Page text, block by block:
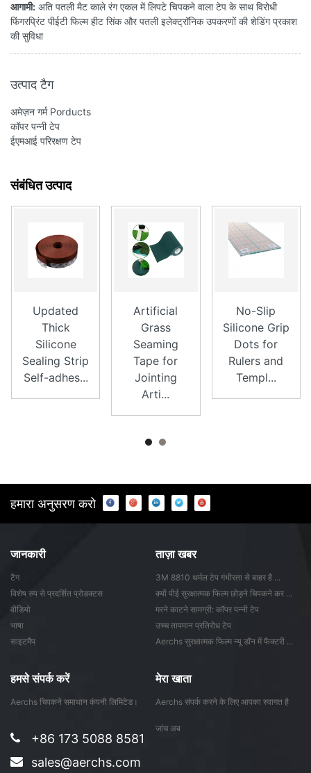
आगामी: अति पतली मैट काले रंग एकल में लिपटे चिपकने वाला टेप के साथ विरोधी
फिंगरप्रिंट पीईटी फिल्म हीट सिंक और पतली इलेक्ट्रॉनिक उपकरणों की शेडिंग प्रकाश
की सुविधा
उत्पाद टैग
अमेज़न गर्म Porducts
कॉपर पन्नी टेप
ईएमआई परिरक्षण टेप
संबंधित उत्पाद
Updated
Thick
Silicone
Sealing Strip
Self-adhes...
Artificial
Grass
Seaming
Tape for
Jointing
Arti...
No-Slip
Silicone Grip
Dots for
Rulers and
Templ...
हमारा अनुसरण करो
जानकारी
टैग
विशेष रुप से प्रदर्शित प्रोडक्टस
वीडियो
भाषा
साइटमैप
ताज़ा खबर
3M 8810 थर्मल टेप गंभीरता से बाहर है ...
क्यों पीई सुरक्षात्मक फिल्म छोड़ने चिपकने कर ...
मरने काटने सामग्री: कॉपर पन्नी टेप
उच्च तापमान प्रतिरोध टेप
Aerchs सुरक्षात्मक फिल्म न्यू डॉन में फैक्टरी ...
हमसे संपर्क करें
Aerchs चिपकने समाधान कंपनी लिमिटेड।
+86 173 5088 8581
sales@aerchs.com
मेरा खाता
Aerchs संपर्क करने के लिए आपका स्वागत है
जांच अब